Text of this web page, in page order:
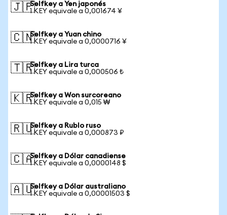
🇯🇵Selfkey a Yen japonés
1 KEY equivale a 0,001674 ¥
🇨🇳Selfkey a Yuan chino
1 KEY equivale a 0,0000716 ¥
🇹🇷Selfkey a Lira turca
1 KEY equivale a 0,000506 ₺
🇰🇷Selfkey a Won surcoreano
1 KEY equivale a 0,015 ₩
🇷🇺Selfkey a Rublo ruso
1 KEY equivale a 0,000873 ₽
🇨🇦Selfkey a Dólar canadiense
1 KEY equivale a 0,0000148 $
🇦🇺Selfkey a Dólar australiano
1 KEY equivale a 0,00001503 $